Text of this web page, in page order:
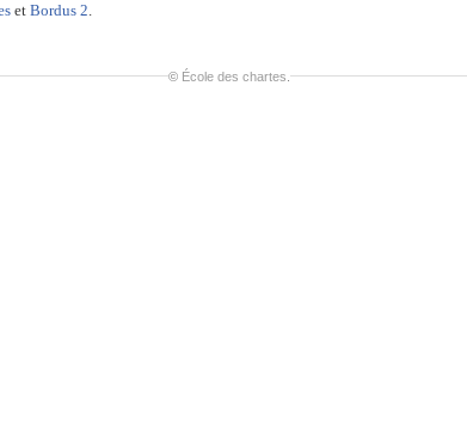
et Bordus 2.
© École des chartes